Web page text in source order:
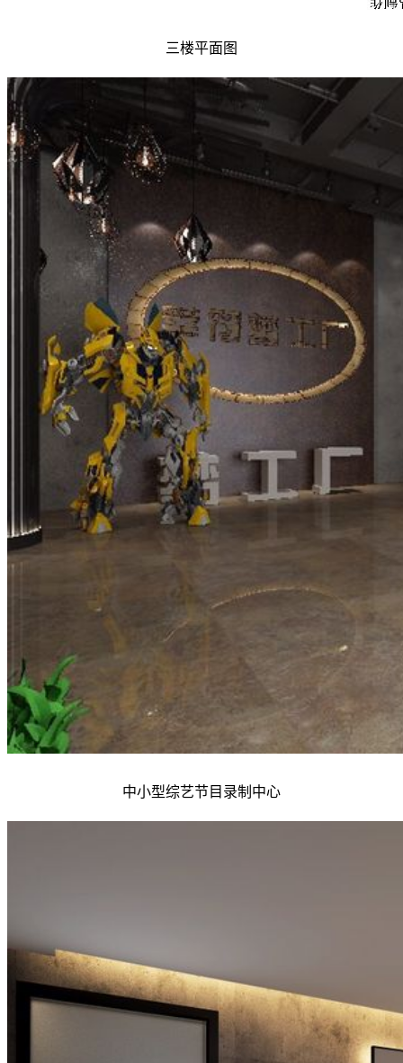
三楼平面图
中小型综艺节目录制中心